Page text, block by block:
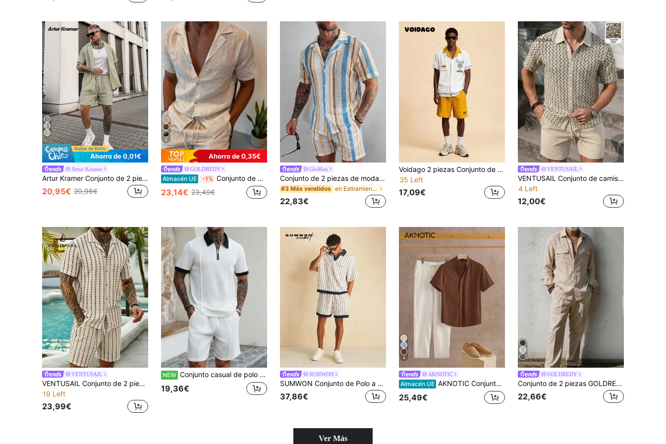
Ahorro de 0,01€
Artur Kramer
Artur Kramer Conjunto de 2 piezas estilo INS para hombre, camisa de punto de ganchillo bohemio y pantalones cortos a rayas multicolor con textura de jacquard para playa, vacaciones, festivales de música, resort hawaiano. Regalo para él, ropa de resort Old Money. Regalos para mamá.
20,95€ 20,96€
5
Ahorro de 0,35€
GOLDREDY
Almacén UE -1% Conjunto de camisa de manga corta y pantalones cortos con tacto de lino para hombre, conjunto de 2 piezas con cuello de camisa para uso en verano
23,14€ 23,49€
GloMan
Conjunto de 2 piezas de moda para hombre GloMan, camiseta de manga corta de punto con rayas transparentes, shorts, transpirable para verano, vacaciones, uso diario, regalo para padre/esposo.
#3 Más vendidos en Estiramiento medio Conjuntos de camisas para ho
22,83€
Voidago 2 piezas Conjunto de camisa casual suelta y retro para hombres, con cuello vuelto, efecto de color block, estampado botánico, atuendo de playa para hombres
35 Left
17,09€
VENTUSAIL
VENTUSAIL Conjunto de camisa de manga corta con cuello de contraste y tela texturizada para hombres, atuendo exclusivo para salidas y reuniones
4 Left
12,00€
VENTUSAIL
VENTUSAIL Conjunto de 2 piezas/set de camisa con botones de unicolor y shorts calados para hombre, ropa casual de vacaciones para esposo, adecuado para playa, ocio diario, verano, vacaciones
19 Left
23,99€
NEW Conjunto casual de polo de manga corta con cremallera y shorts de color contrastante para hombres
19,36€
SUMWON
SUMWON Conjunto de Polo a Rayas Finas con Top de Punto de Manga Corta y Pantalones Cortos, Atuendo Combinado para Vacaciones de Verano
37,86€
4
AKNOTIC
Almacén UE AKNOTIC Conjunto de 2 piezas de camisa casual de lino tejido para hombre, corte regular, hombros ajustados, cuello con solapa y manga corta
25,49€
GOLDREDY
Conjunto de 2 piezas GOLDREDY para hombre, camisa de manga larga y pantalones de unicolor con doble bolsillo, corte holgado, estilo casual minimalista, adecuado para salidas de Ramadán, ir al trabajo y estilo callejero, nuevo para verano
22,66€
Ver Más